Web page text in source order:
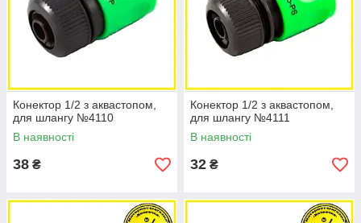
Конектор 1/2 з аквастопом,
для шлангу №4110
В наявності
38 ₴
Конектор 1/2 з аквастопом,
для шлангу №4111
В наявності
32 ₴